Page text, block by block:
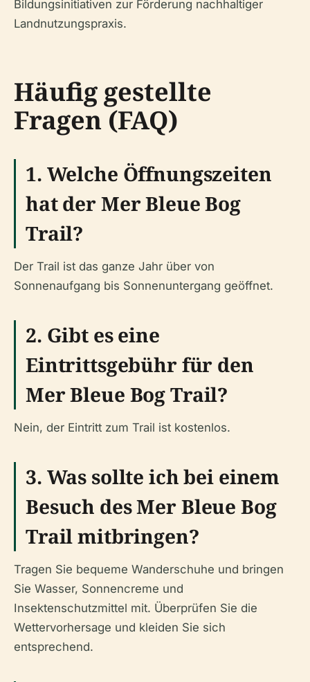
Bildungsinitiativen zur Förderung nachhaltiger
Landnutzungspraxis.
Häufig gestellte
Fragen (FAQ)
1. Welche Öffnungszeiten
hat der Mer Bleue Bog
Trail?
Der Trail ist das ganze Jahr über von
Sonnenaufgang bis Sonnenuntergang geöffnet.
2. Gibt es eine
Eintrittsgebühr für den
Mer Bleue Bog Trail?
Nein, der Eintritt zum Trail ist kostenlos.
3. Was sollte ich bei einem
Besuch des Mer Bleue Bog
Trail mitbringen?
Tragen Sie bequeme Wanderschuhe und bringen
Sie Wasser, Sonnencreme und
Insektenschutzmittel mit. Überprüfen Sie die
Wettervorhersage und kleiden Sie sich
entsprechend.